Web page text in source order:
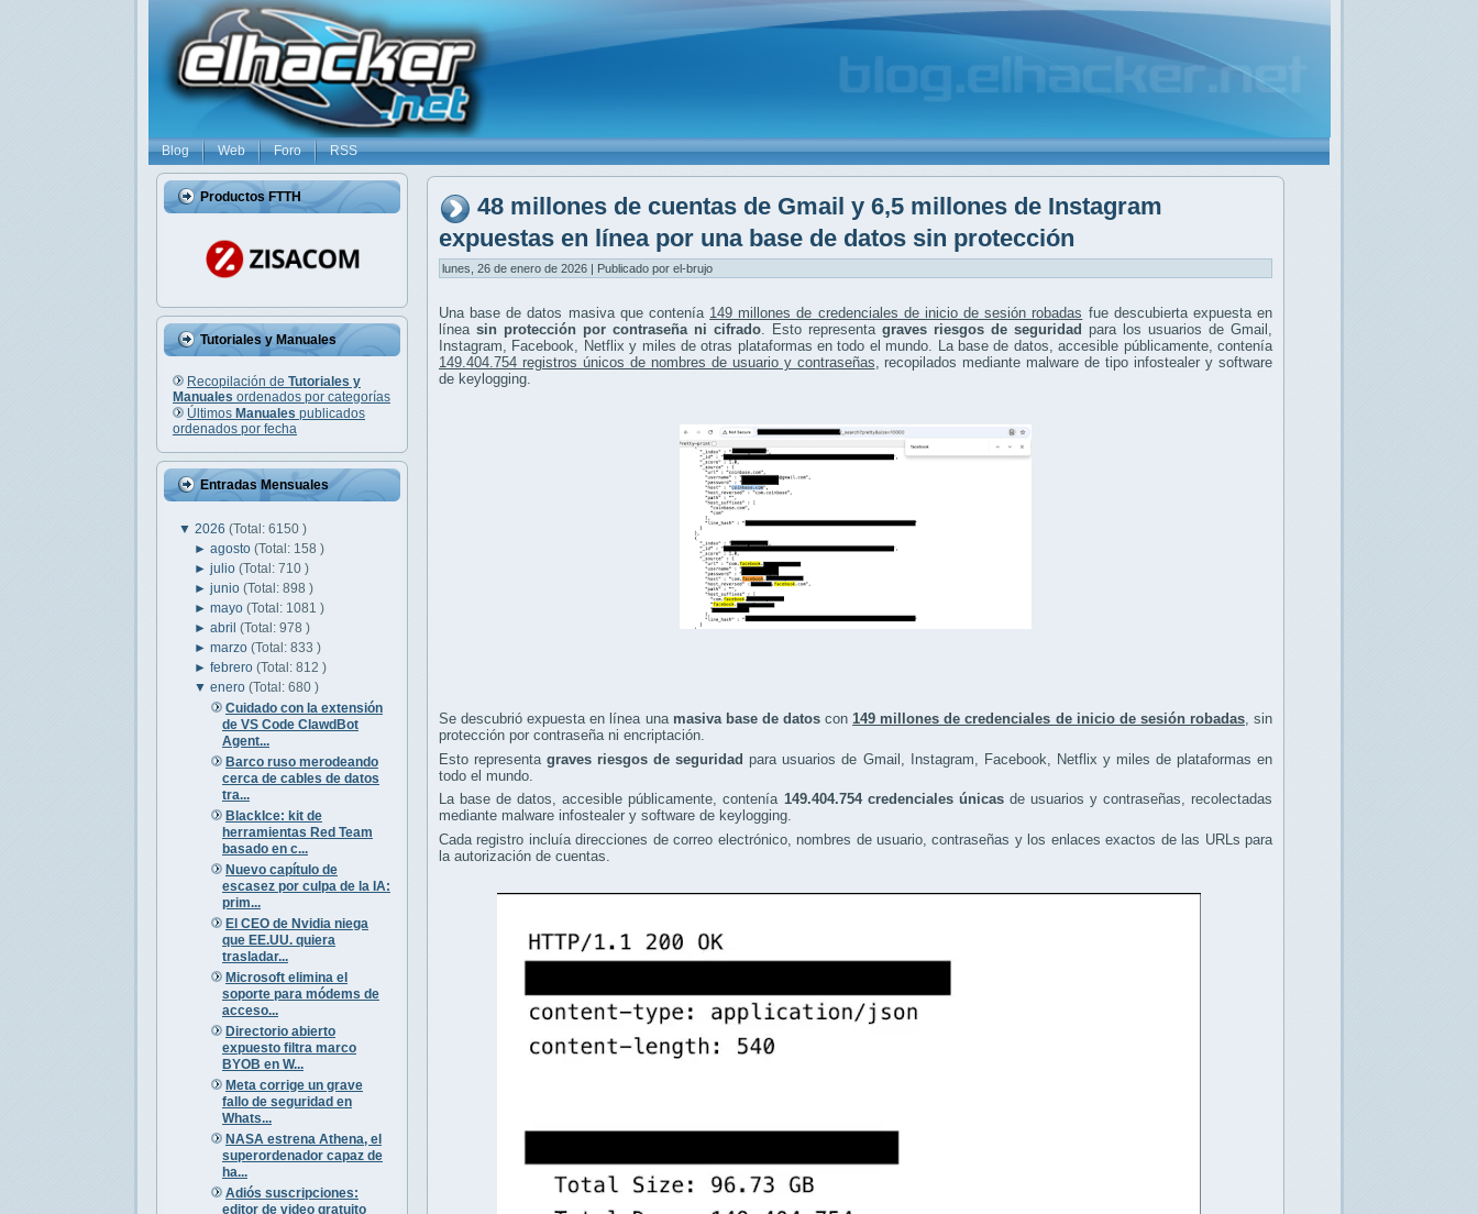
Blog Web Foro RSS
Productos FTTH
Tutoriales y Manuales
Recopilación de Tutoriales y
Manuales ordenados por categorías
Últimos Manuales publicados
ordenados por fecha
Entradas Mensuales
▼ 2026 (Total: 6150 )
►agosto(Total: 158 )
►julio(Total: 710 )
►junio(Total: 898 )
►mayo(Total: 1081 )
►abril(Total: 978 )
►marzo(Total: 833 )
►febrero(Total: 812 )
▼enero(Total: 680 )
Cuidado con la extensión
de VS Code ClawdBot
Agent...
Barco ruso merodeando
cerca de cables de datos
tra...
BlackIce: kit de
herramientas Red Team
basado en c...
Nuevo capítulo de
escasez por culpa de la IA:
prim...
El CEO de Nvidia niega
que EE.UU. quiera
trasladar...
Microsoft elimina el
soporte para módems de
acceso...
Directorio abierto
expuesto filtra marco
BYOB en W...
Meta corrige un grave
fallo de seguridad en
Whats...
NASA estrena Athena, el
superordenador capaz de
ha...
Adiós suscripciones:
editor de video gratuito
48 millones de cuentas de Gmail y 6,5 millones de Instagram
expuestas en línea por una base de datos sin protección
lunes, 26 de enero de 2026 | Publicado por el-brujo
Una base de datos masiva que contenía 149 millones de credenciales de inicio de sesión robadas fue descubierta expuesta en
línea sin protección por contraseña ni cifrado . Esto representa graves riesgos de seguridad para los usuarios de Gmail,
Instagram, Facebook, Netflix y miles de otras plataformas en todo el mundo. La base de datos, accesible públicamente, contenía
149.404.754 registros únicos de nombres de usuario y contraseñas , recopilados mediante malware de tipo infostealer y software
de keylogging.
Se descubrió expuesta en línea una masiva base de datoscon149 millones de credenciales de inicio de sesión robadas, sin
protección por contraseña ni encriptación.
Esto representagraves riesgos de seguridad para usuarios de Gmail, Instagram, Facebook, Netflix y miles de plataformas en
todo el mundo.
La base de datos, accesible públicamente, contenía 149.404.754 credenciales únicasde usuarios y contraseñas, recolectadas
mediante malware infostealer y software de keylogging.
Cada registro incluía direcciones de correo electrónico, nombres de usuario, contraseñas y los enlaces exactos de las URLs para
la autorización de cuentas.